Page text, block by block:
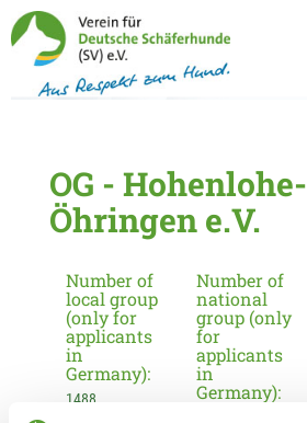
OG - Hohenlohe-
Öhringen e.V.
Number of
local group
(only for
applicants
in
Germany):
1488
Number of
national
group (only
for
applicants
in
Germany):